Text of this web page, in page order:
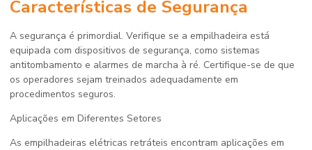
Características de Segurança
A segurança é primordial. Verifique se a empilhadeira está
equipada com dispositivos de segurança, como sistemas
antitombamento e alarmes de marcha à ré. Certifique-se de que
os operadores sejam treinados adequadamente em
procedimentos seguros.
Aplicações em Diferentes Setores
As empilhadeiras elétricas retráteis encontram aplicações em